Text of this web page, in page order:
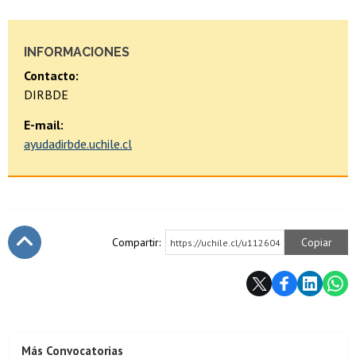
INFORMACIONES
Contacto:
DIRBDE
E-mail:
ayudadirbde.uchile.cl
Compartir: https://uchile.cl/u112604 Copiar
Más Convocatorias